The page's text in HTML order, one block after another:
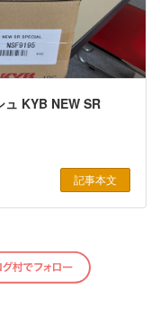
ュ KYB NEW SR
記事本文